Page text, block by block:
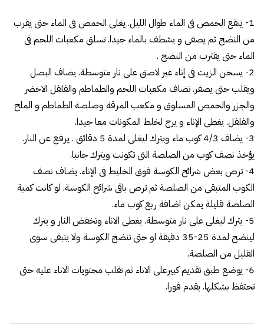
1- ينقع الحمص فى الماء طوال الليل. يغلى الحمص فى الماء حتى يقرب
من النضج ثم يصفى و يشطف بالماء جيدا. تسلق مكعبات اللحم فى
الماء حتى يقترب من النضج .
2- يسخن الزيت فى إناء غير لاصق على نار متوسطة. يضاف البصل
ويقلب حتى يصفر. تضاف مكعبات اللحم والطماطم والفلفل الاخضر
والجزر والحمص المسلوق و مكعب المرقة وصلصة الطماطم و الملح
والفلفل. يغطى الإناء و يرج لخلط المكونات معا جيدا.
3- يضاف 4/3 كوب ماء ويترك ليغلى لمدة 5 دقائق . يرفع عن النار.
يؤخذ نصف كوب من الصلصة التى تكونت ويترك جانبا.
4- ترص بعض شرائح الكوسة فوق الخليط فى الإناء. يضاف نصف
الكوب المتبقى من الصلصة ثم ترص باقى شرائح الكوسة. لو كانت كمية
الصلصة قليلة يمكن اضافة ربع كوب ماء.
5- يترك ليغلى على نار متوسطة. يغطى الاناء وتخفض النار و يترك
لينضج لمدة 25-35 دقيقة او حتى تنضج الكوسة ولا يتبقى سوى
القليل من الصلصة.
6- يوضع طبق تقديم كبيرعلى الاناء ثم تقلب محتويات الاناء عليه حتى
تحتفظ بشكلها. يقدم فورا.